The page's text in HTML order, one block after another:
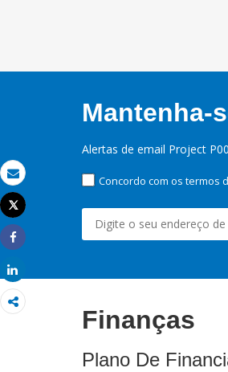
Email
Imprimir
Tweet
Share
Mantenha-
Alertas de email Project
Concordo com os termos
Finanças
Plano De